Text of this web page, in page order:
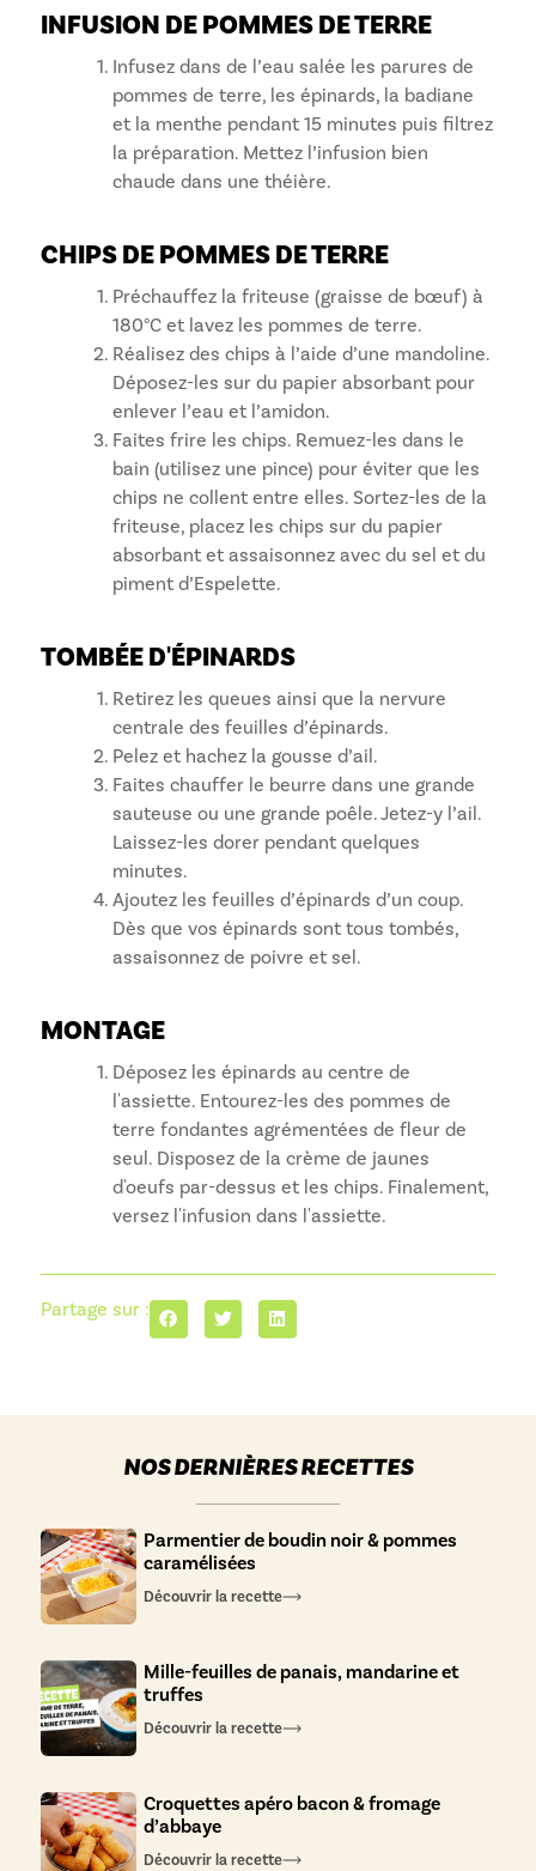
INFUSION DE POMMES DE TERRE
Infusez dans de l’eau salée les parures de
pommes de terre, les épinards, la badiane
et la menthe pendant 15 minutes puis filtrez
la préparation. Mettez l’infusion bien
chaude dans une théière.
CHIPS DE POMMES DE TERRE
Préchauffez la friteuse (graisse de bœuf) à
180°C et lavez les pommes de terre.
Réalisez des chips à l’aide d’une mandoline.
Déposez-les sur du papier absorbant pour
enlever l’eau et l’amidon.
Faites frire les chips. Remuez-les dans le
bain (utilisez une pince) pour éviter que les
chips ne collent entre elles. Sortez-les de la
friteuse, placez les chips sur du papier
absorbant et assaisonnez avec du sel et du
piment d’Espelette.
TOMBÉE D'ÉPINARDS
Retirez les queues ainsi que la nervure
centrale des feuilles d’épinards.
Pelez et hachez la gousse d’ail.
Faites chauffer le beurre dans une grande
sauteuse ou une grande poêle. Jetez-y l’ail.
Laissez-les dorer pendant quelques
minutes.
Ajoutez les feuilles d’épinards d’un coup.
Dès que vos épinards sont tous tombés,
assaisonnez de poivre et sel.
MONTAGE
Déposez les épinards au centre de
l'assiette. Entourez-les des pommes de
terre fondantes agrémentées de fleur de
seul. Disposez de la crème de jaunes
d'oeufs par-dessus et les chips. Finalement,
versez l'infusion dans l'assiette.
Partage sur :
NOS DERNIÈRES RECETTES
Parmentier de boudin noir & pommes
caramélisées
Découvrir la recette
Mille-feuilles de panais, mandarine et
truffes
Découvrir la recette
Croquettes apéro bacon & fromage
d’abbaye
Découvrir la recette